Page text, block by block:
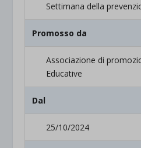
Settimana della
Promosso da
Associazione di
Educative
Dal
25/10/2024